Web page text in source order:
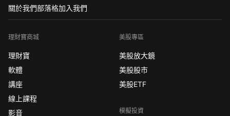
關於我們部落格加入我們
理財寶商城
理財寶
軟體
講座
線上課程
影音
美股專區
美股放大鏡
美股股市
美股ETF
模擬投資